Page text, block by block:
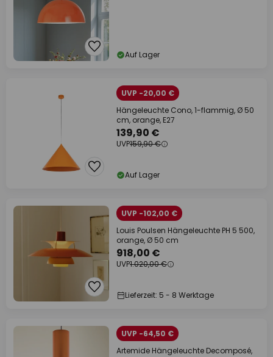
Auf Lager
UVP -20,00 €
Hängeleuchte Cono, 1-flammig, Ø 50
cm, orange, E27
139,90 €
UVP159,90 €
Auf Lager
UVP -102,00 €
Louis Poulsen Hängeleuchte PH 5 500,
orange, Ø 50 cm
918,00 €
UVP1.020,00 €
Lieferzeit: 5 - 8 Werktage
UVP -64,50 €
Artemide Hängeleuchte Decomposé,